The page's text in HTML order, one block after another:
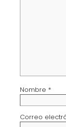
Nombre *
Correo